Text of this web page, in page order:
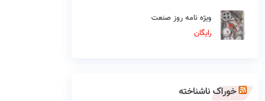
ویژه نامه روز صنعت
رایگان
خوراک ناشناخته